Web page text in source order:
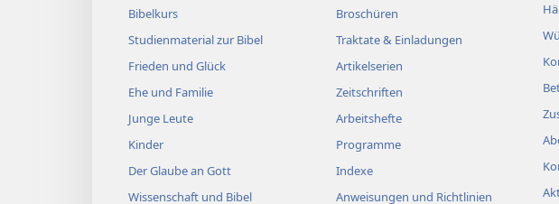
Bibelkurs
Studienmaterial zur Bibel
Frieden und Glück
Ehe und Familie
Junge Leute
Kinder
Der Glaube an Gott
Wissenschaft und Bibel
Broschüren
Traktate & Einladungen
Artikelserien
Zeitschriften
Arbeitshefte
Programme
Indexe
Anweisungen und Richtlinien